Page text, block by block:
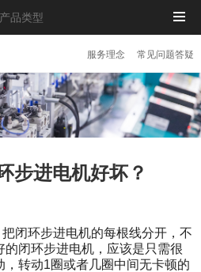
服务理念 常见问题答疑
步进电机好坏？
闭环步进电机的每根线分开，不
闭环步进电机，应该是只需很
转动1圈或者几圈中间无卡顿的